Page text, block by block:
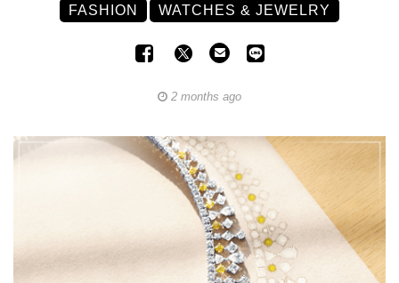
FASHION WATCHES & JEWELRY
2 months ago